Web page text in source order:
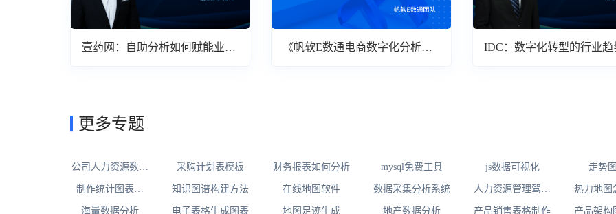
壹药网：自助分析如何赋能业务
《帆软E数通电商数字化分析方
IDC：数字化转型的行业趋
更多专题
公司人力资源数据
采购计划表模板 财务报表如何分析 mysql免费工具 js数据可视化 走势
制作统计图表的
知识图谱构建方法 在线地图软件 数据采集分析系统
人力资源管理驾驶
热力地图
海量数据分析 电子表格生成图表 地图足迹生成 地产数据分析 产品销售表格制作 产品架构